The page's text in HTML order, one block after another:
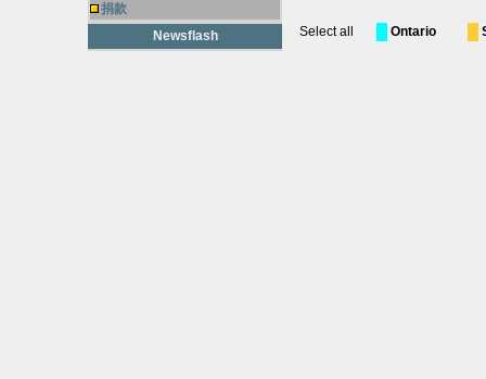
捐款
Newsflash
Select all Ontario